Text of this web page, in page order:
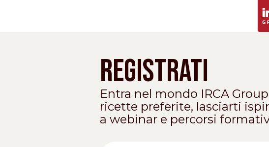
Registrati
Entra nel mondo IRCA
ricette preferite, lasciarti
a webinar e percorsi